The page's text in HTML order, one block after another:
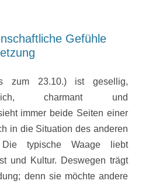
Gefühle
23.10.) ist gesellig,
charmant und
immer beide Seiten einer
in die Situation des anderen
typische Waage liebt
und Kultur. Deswegen trägt
denn sie möchte andere